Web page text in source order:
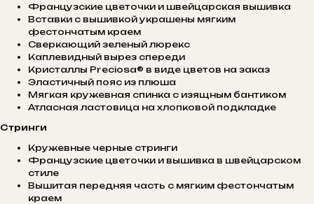
Французские цветочки и швейцарская вышивка
Вставки с вышивкой украшены мягким
фестончатым краем
Сверкающий зеленый люрекс
Каплевидный вырез спереди
Кристаллы Preciosa® в виде цветов на заказ
Эластичный пояс из плюша
Мягкая кружевная спинка с изящным бантиком
Атласная ластовица на хлопковой подкладке
Стринги
Кружевные черные стринги
Французские цветочки и вышивка в швейцарском
стиле
Вышитая передняя часть с мягким фестончатым
краем